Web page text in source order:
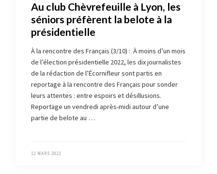
Au club Chèvrefeuille à Lyon, les
séniors préfèrent la belote à la
présidentielle
À la rencontre des Français (3/10) : À moins d’un mois
de l’élection présidentielle 2022, les dix journalistes
de la rédaction de l’Écornifleur sont partis en
reportage à la rencontre des Français pour sonder
leurs attentes : entre espoirs et désillusions.
Reportage un vendredi après-midi autour d’une
partie de belote au …
12 MARS 2022